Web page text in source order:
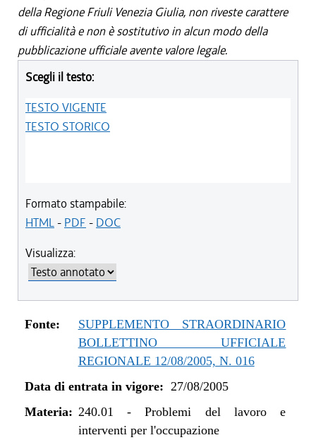
della Regione Friuli Venezia Giulia, non riveste carattere
di ufficialità e non è sostitutivo in alcun modo della
pubblicazione ufficiale avente valore legale.
Scegli il testo:
TESTO VIGENTE
TESTO STORICO
Formato stampabile:
HTML- PDF - DOC
Visualizza:
Fonte:
SUPPLEMENTO STRAORDINARIO
BOLLETTINO UFFICIALE
REGIONALE 12/08/2005, N. 016
Data di entrata in vigore: 27/08/2005
Materia: 240.01 -Problemi del lavoro e
interventi per l'occupazione